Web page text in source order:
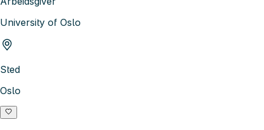
University of Oslo
Sted
Oslo